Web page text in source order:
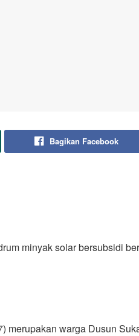
Bagikan Facebook
minyak solar bersubsidi
merupakan warga Dusun